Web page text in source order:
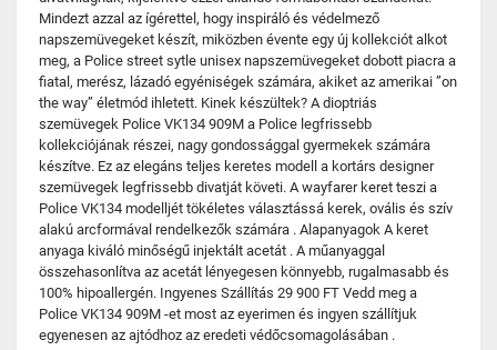
Mindezt azzal az ígérettel, hogy inspiráló és védelmező
napszemüvegeket készít, miközben évente egy új kollekciót alkot
meg, a Police street sytle unisex napszemüvegeket dobott piacra a
fiatal, merész, lázadó egyéniségek számára, akiket az amerikai ”on
the way” életmód ihletett. Kinek készültek? A dioptriás
szemüvegek Police VK134 909M a Police legfrissebb
kollekciójának részei, nagy gondossággal gyermekek számára
készítve. Ez az elegáns teljes keretes modell a kortárs designer
szemüvegek legfrissebb divatját követi. A wayfarer keret teszi a
Police VK134 modelljét tökéletes választássá kerek, ovális és szív
alakú arcformával rendelkezők számára . Alapanyagok A keret
anyaga kiváló minőségű injektált acetát . A műanyaggal
összehasonlítva az acetát lényegesen könnyebb, rugalmasabb és
100% hipoallergén. Ingyenes Szállítás 29 900 FT Vedd meg a
Police VK134 909M -et most az eyerimen és ingyen szállítjuk
egyenesen az ajtódhoz az eredeti védőcsomagolásában .